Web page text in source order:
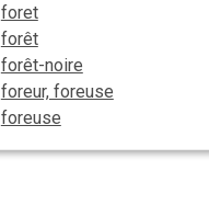
foret
forêt
forêt-noire
foreur, foreuse
foreuse